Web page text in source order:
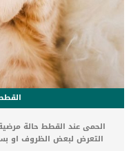
الحمى عند القطط حالة
التعرض لبعض الظروف او